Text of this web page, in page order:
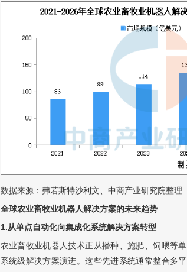
数据来源：弗若斯特沙利文、中商产业研究院整理
全球农业畜牧业机器人解决方案的未来趋势
1.从单点自动化向集成化系统解决方案转型
农业畜牧业机器人技术正从播种、施肥、饲喂等
系统级解决方案演进。这些先进系统通常整合多